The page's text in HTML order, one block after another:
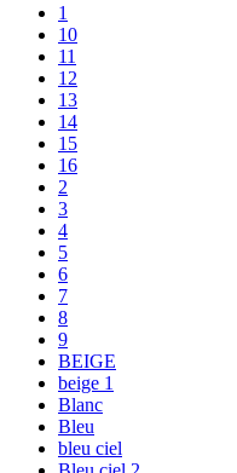
1
10
11
12
13
14
15
16
2
3
4
5
6
7
8
9
BEIGE
beige 1
Blanc
Bleu
bleu ciel